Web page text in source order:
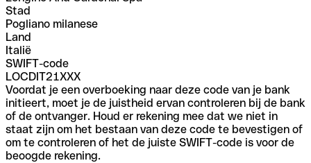
Stad
Pogliano milanese
Land
Italië
SWIFT-code
LOCDIT21XXX
Voordat je een overboeking naar deze code van je bank
initieert, moet je de juistheid ervan controleren bij de bank
of de ontvanger. Houd er rekening mee dat we niet in
staat zijn om het bestaan van deze code te bevestigen of
om te controleren of het de juiste SWIFT-code is voor de
beoogde rekening.